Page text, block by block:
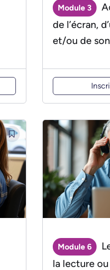
Module 3
de l’écran,
et/ou de
Module 6
la lecture